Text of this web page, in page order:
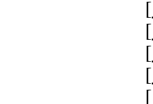
[
[
[
[
[